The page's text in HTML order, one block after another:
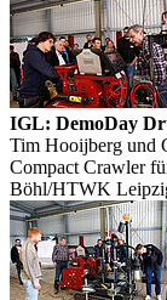
IGL: DemoDay
Tim Hooijberg und
Compact Crawler
Böhl/HTWK